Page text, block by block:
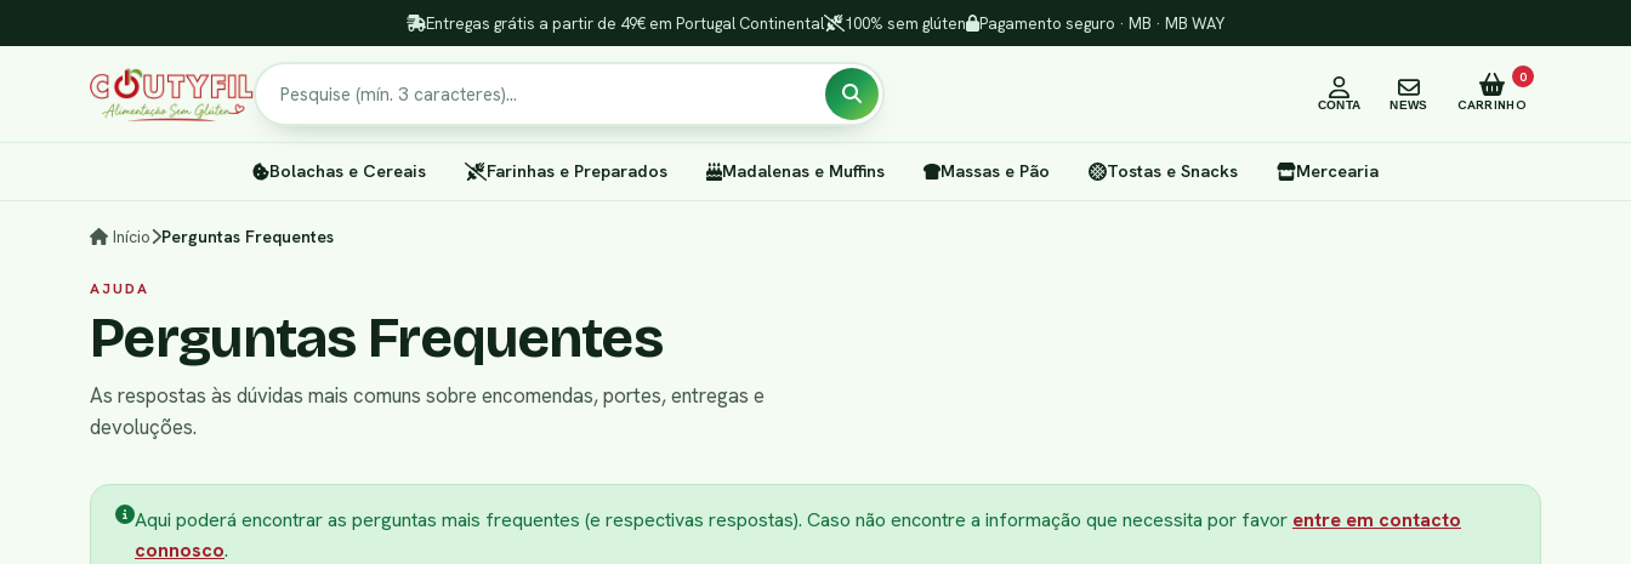
Entregas grátis a partir de 49€ em Portugal Continental 100% sem glúten Pagamento seguro · MB · MB WAY
Pesquisar
CONTA NEWS CARRINHO
0
Bolachas e Cereais Farinhas e Preparados Madalenas e Muffins Massas e Pão Tostas e Snacks Mercearia
Início Perguntas Frequentes
AJUDA
Perguntas Frequentes
As respostas às dúvidas mais comuns sobre encomendas, portes, entregas e
devoluções.
Aqui poderá encontrar as perguntas mais frequentes (e respectivas respostas). Caso não encontre a informação que necessita por favor entre em contacto
connosco.